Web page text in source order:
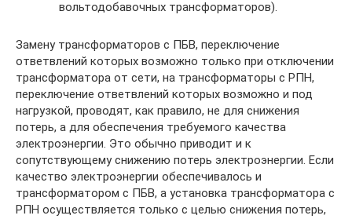
вольтодобавочных трансформаторов).
Замену трансформаторов с ПБВ, переключение
ответвлений которых возможно только при отключении
трансформатора от сети, на трансформаторы с РПН,
переключение ответвлений которых возможно и под
нагрузкой, проводят, как правило, не для снижения
потерь, а для обеспечения требуемого качества
электроэнергии. Это обычно приводит и к
сопутствующему снижению потерь электроэнергии. Если
качество электроэнергии обеспечивалось и
трансформатором с ПБВ, а установка трансформатора с
РПН осуществляется только с целью снижения потерь,